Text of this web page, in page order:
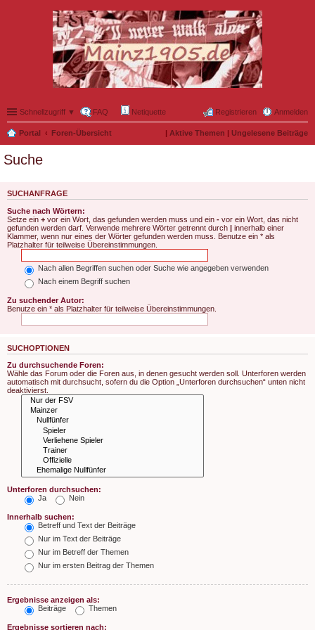
Schnellzugriff ▼ FAQ Netiquette Anmelden
Registrieren
Portal Foren-Übersicht | Aktive Themen | Ungelesene Beiträge
Suche
SUCHANFRAGE
Suche nach Wörtern:
Setze ein + vor ein Wort, das gefunden werden muss und ein - vor ein Wort, das nicht
gefunden werden darf. Verwende mehrere Wörter getrennt durch | innerhalb einer
Klammer, wenn nur eines der Wörter gefunden werden muss. Benutze ein * als
Platzhalter für teilweise Übereinstimmungen.
Nach allen Begriffen suchen oder Suche wie angegeben verwenden
Nach einem Begriff suchen
Zu suchender Autor:
Benutze ein * als Platzhalter für teilweise Übereinstimmungen.
SUCHOPTIONEN
Zu durchsuchende Foren:
Wähle das Forum oder die Foren aus, in denen gesucht werden soll. Unterforen werden
automatisch mit durchsucht, sofern du die Option „Unterforen durchsuchen“ unten nicht
deaktivierst.
Unterforen durchsuchen:
Ja
Nein
Innerhalb suchen:
Betreff und Text der Beiträge
Nur im Text der Beiträge
Nur im Betreff der Themen
Nur im ersten Beitrag der Themen
Ergebnisse anzeigen als:
Beiträge
Themen
Ergebnisse sortieren nach: